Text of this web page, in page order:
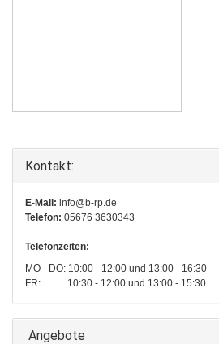
Kontakt:
E-Mail: info@b-rp.de
Telefon: 05676 3630343
Telefonzeiten:
MO - DO: 10:00 - 12:00 und 13:00 - 16:30
FR: 10:30 - 12:00 und 13:00 - 15:30
Angebote